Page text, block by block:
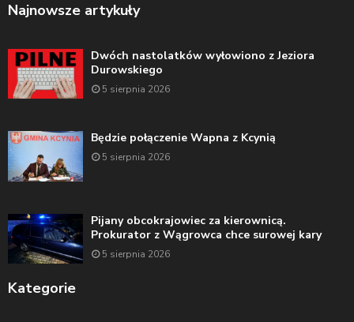
Najnowsze artykuły
Dwóch nastolatków wyłowiono z Jeziora
Durowskiego
5 sierpnia 2026
Będzie połączenie Wapna z Kcynią
5 sierpnia 2026
Pijany obcokrajowiec za kierownicą.
Prokurator z Wągrowca chce surowej kary
5 sierpnia 2026
Kategorie